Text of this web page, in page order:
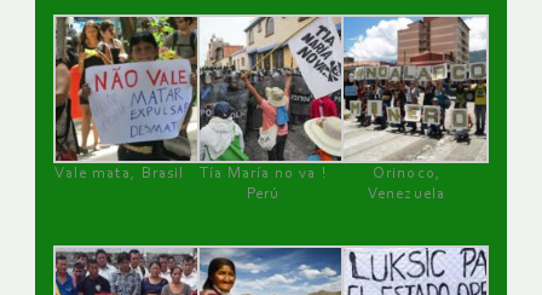
Vale mata, Brasil
Tía María no va !
Perú
Orinoco,
Venezuela